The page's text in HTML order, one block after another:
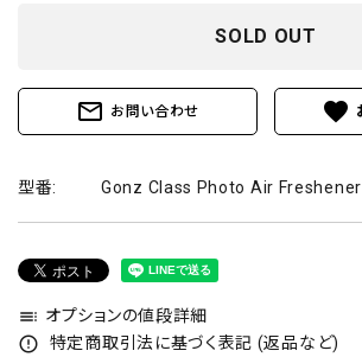
SOLD OUT
mail_outline お問い合わせ favorite
型番: Gonz Class Photo Air Freshener
toc オプションの値段詳細
error_outline 特定商取引法に基づく表記 (返品など)